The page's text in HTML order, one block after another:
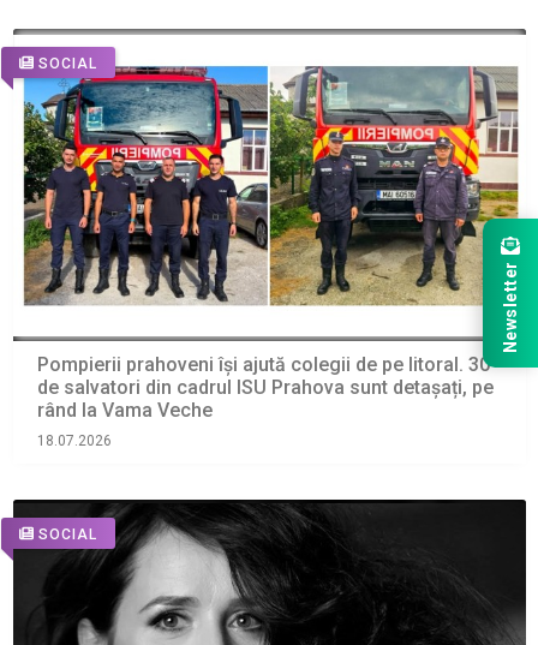
SOCIAL
Pompierii prahoveni își ajută colegii de pe litoral. 30
de salvatori din cadrul ISU Prahova sunt detașați, pe
rând la Vama Veche
18.07.2026
SOCIAL
Newsletter